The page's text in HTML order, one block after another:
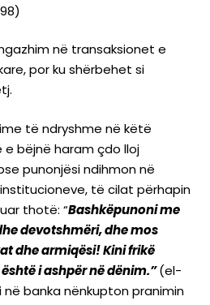
në transaksionet e
por ku shërbehet si
të ndryshme në këtë
e bëjnë haram çdo lloj
punonjësi ndihmon në
të cilat përhapin
thotë: “Bashkëpunoni me
devotshmëri, dhe mos
dhe armiqësi! Kini frikë
i ashpër në dënim.”(el-
në banka nënkupton pranimin